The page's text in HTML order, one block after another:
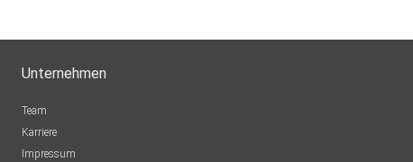
Unternehmen
Team
Karriere
Impressum